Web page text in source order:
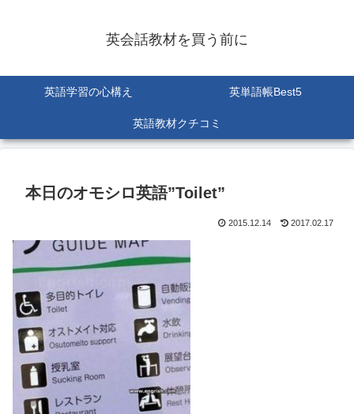
英会話教材を買う前に
英語学習の心構え 英単語帳Best5
英語教材クチコミ
本日のオモシロ英語”Toilet”
2015.12.14 2017.02.17